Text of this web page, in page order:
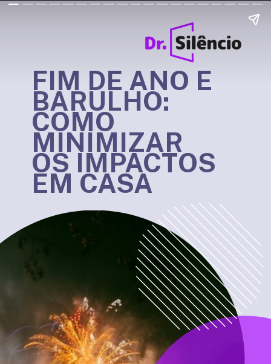
FIM DE ANO E
BARULHO:
COMO
MINIMIZAR
OS IMPACTOS
EM CASA